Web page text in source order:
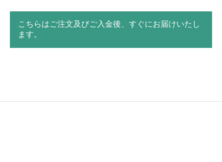
こちらはご注文及びご入金後、すぐにお届けいたし
ます。